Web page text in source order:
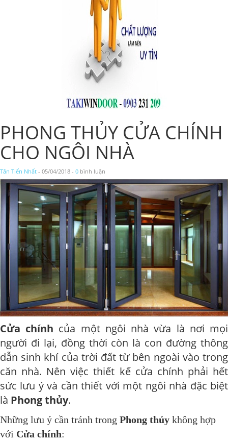
PHONG THỦY CỬA CHÍNH
CHO NGÔI NHÀ
Tân Tiến Nhất - 05/04/2018 - 0 bình luận
Cửa chính của một ngôi nhà vừa là nơi mọi
người đi lại, đồng thời còn là con đường thông
dẫn sinh khí của trời đất từ bên ngoài vào trong
căn nhà. Nên việc thiết kế cửa chính phải hết
sức lưu ý và cần thiết với một ngôi nhà đặc biệt
là Phong thủy.
Những lưu ý cần tránh trong Phong thủy không hợp
với Cửa chính: